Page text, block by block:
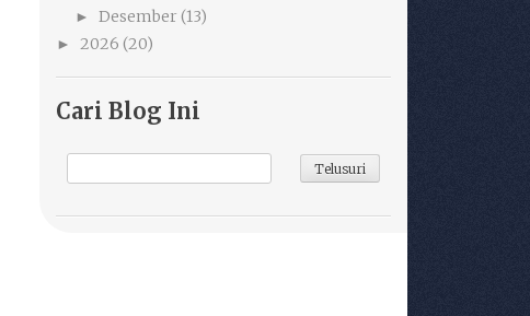
► Desember (13)
► 2026 (20)
Cari Blog Ini